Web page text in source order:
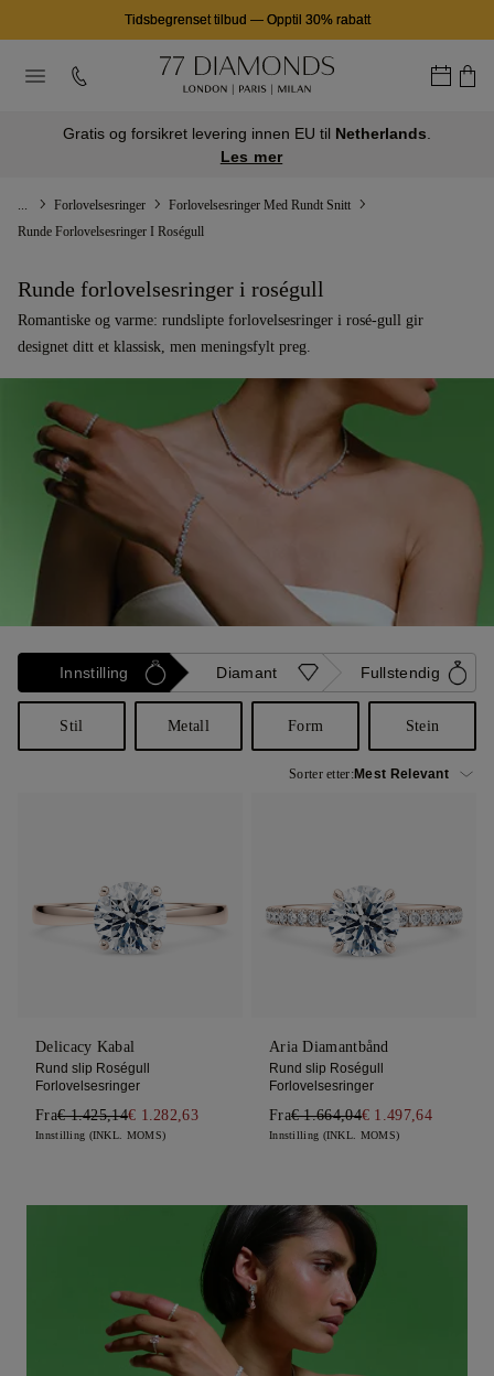
Tidsbegrenset tilbud — Opptil 30% rabatt
Gratis og forsikret levering innen EU til Netherlands
Les mer
Forlovelsesringer
Forlovelsesringer Med Rundt Snitt
Runde Forlovelsesringer I Roségull
Runde forlovelsesringer i roségull
Romantiske og varme: rundslipte forlovelsesringer i rosé-gull gir
designet ditt et klassisk, men meningsfylt preg.
Innstilling Diamant Fullstendig
Stil Metall Form Stein
Sorter etter:
Delicacy Kabal
Rund slip Roségull
Forlovelsesringer
Fra€ 1.425,14€ 1.282,63
Innstilling (INKL. MOMS)
Aria Diamantbånd
Rund slip Roségull
Forlovelsesringer
Fra€ 1.664,04€ 1.497,64
Innstilling (INKL. MOMS)